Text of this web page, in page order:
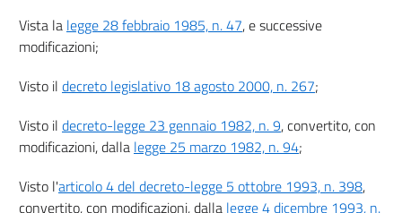
Capo I
25
26
Titolo IV
SANZIONI
Capo I
Vista la legge 28 febbraio 1985, n. 47, e successive
modificazioni;
Visto il decreto legislativo 18 agosto 2000, n. 267;
Visto il decreto-legge 23 gennaio 1982, n. 9, convertito, con
modificazioni, dalla legge 25 marzo 1982, n. 94;
Visto l'articolo 4 del decreto-legge 5 ottobre 1993, n. 398,
convertito, con modificazioni, dalla legge 4 dicembre 1993, n.